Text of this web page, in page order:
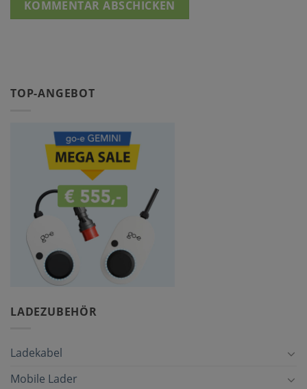
TOP-ANGEBOT
LADEZUBEHÖR
Ladekabel
Mobile Lader